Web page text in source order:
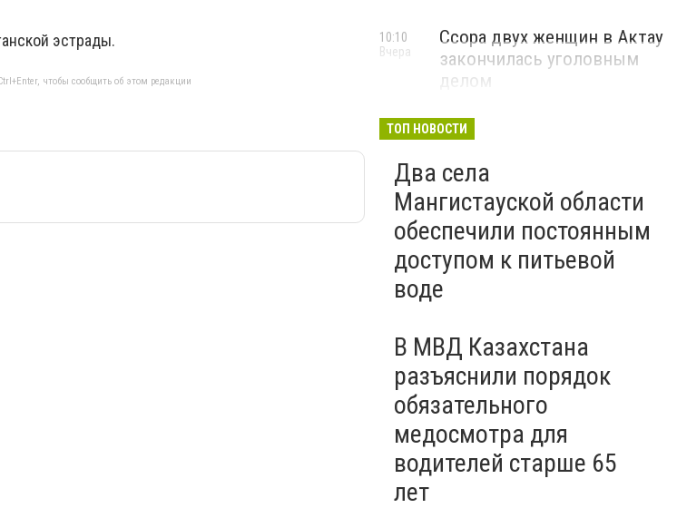
эстрады.
чтобы сообщить об этом редакции
Ссора двух женщин в Актау
закончилась уголовным
делом
10:10
Вчера
ТОП НОВОСТИ
Два села
Мангистауской области
обеспечили постоянным
доступом к питьевой
воде
В МВД Казахстана
разъяснили порядок
обязательного
медосмотра для
водителей старше 65
лет